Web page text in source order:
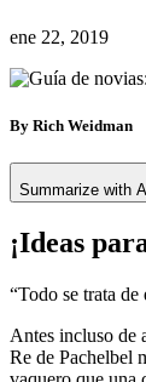
ene 22, 2019
By Rich Weidman
Summarize with
¡Ideas
“Todo se trata
Antes incluso de
Re de Pachelbel